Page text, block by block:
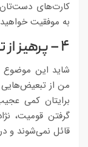
کارت‌های
به موفقیت
۴ – پرهیز از تبعیض
شاید این موضوع
من از تبعیض‌هایی
گرفتن قومیت،
قائل نمی‌شوند و